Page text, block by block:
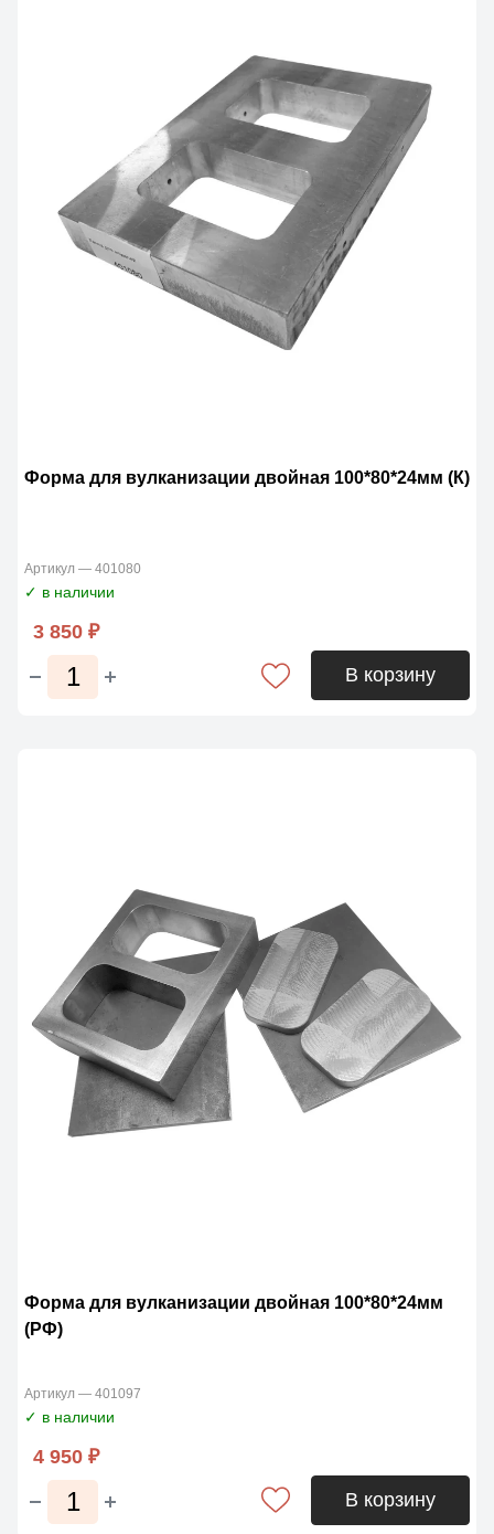
Форма для вулканизации двойная 100*80*24мм (К)
Артикул — 401080
✓ в наличии
3 850 ₽
В корзину
Форма для вулканизации двойная 100*80*24мм
(РФ)
Артикул — 401097
✓ в наличии
4 950 ₽
В корзину